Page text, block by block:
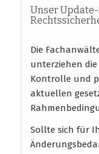
Unser
Die
unterziehen
Kontrolle und
aktuellen
Sollte sich für